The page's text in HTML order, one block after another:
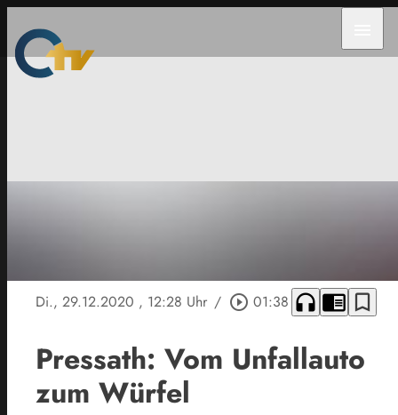
Di., 29.12.2020 , 12:28 Uhr / play_circle_outline 01:38 headphones chrome_reader_mode bookmark_border
Pressath: Vom Unfallauto
zum Würfel